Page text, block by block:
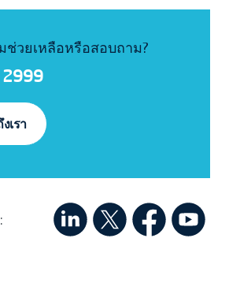
ช่วยเหลือหรือสอบถาม?
เรา